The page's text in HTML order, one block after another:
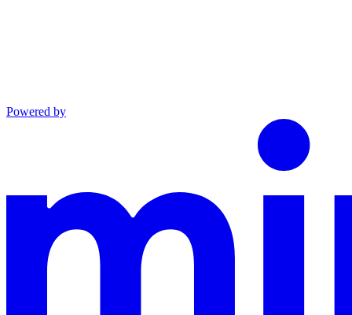
Powered by